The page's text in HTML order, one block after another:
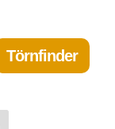
Törnfinder